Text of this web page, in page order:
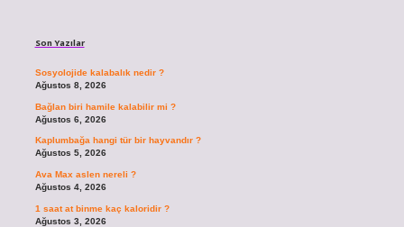
Son Yazılar
Sosyolojide kalabalık nedir ?
Ağustos 8, 2026
Bağlan biri hamile kalabilir mi ?
Ağustos 6, 2026
Kaplumbağa hangi tür bir hayvandır ?
Ağustos 5, 2026
Ava Max aslen nereli ?
Ağustos 4, 2026
1 saat at binme kaç kaloridir ?
Ağustos 3, 2026